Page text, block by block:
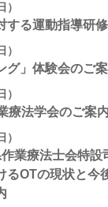
する運動指導研
グ」体験会のご
療法学会のご案内
業療法士会特設
るOTの現状と今